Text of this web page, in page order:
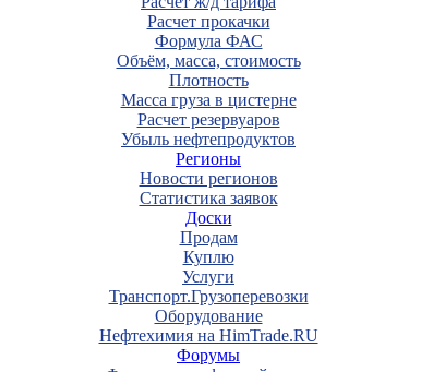
Расчет прокачки
Формула ФАС
Объём, масса, стоимость
Плотность
Масса груза в цистерне
Расчет резервуаров
Убыль нефтепродуктов
Регионы
Новости регионов
Статистика заявок
Доски
Продам
Куплю
Услуги
Транспорт.Грузоперевозки
Оборудование
Нефтехимия на HimTrade.RU
Форумы